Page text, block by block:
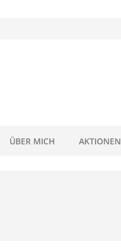
ÜBER MICH AKTIONEN